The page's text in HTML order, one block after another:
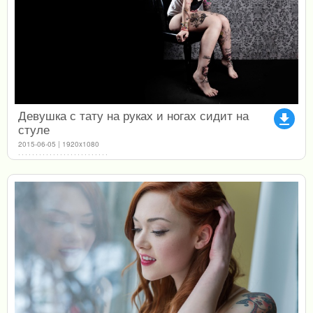
file_download
Девушка с тату на руках и ногах сидит на
стуле
2015-06-05 | 1920x1080